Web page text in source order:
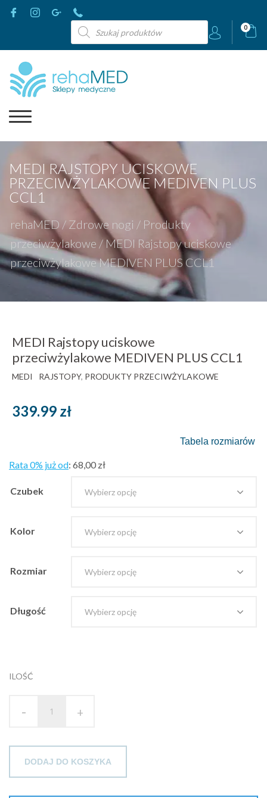
Wyszukiwarka
produktów
0
MEDI RAJSTOPY UCISKOWE
PRZECIWŻYLAKOWE MEDIVEN PLUS
CCL1
rehaMED / Zdrowe nogi / Produkty
przeciwżylakowe / MEDI Rajstopy uciskowe
przeciwżylakowe MEDIVEN PLUS CCL1
MEDI Rajstopy uciskowe
przeciwżylakowe MEDIVEN PLUS CCL1
MEDI RAJSTOPY, PRODUKTY PRZECIWŻYLAKOWE
339.99 zł
Tabela rozmiarów
Rata 0% już od: 68,00 zł
Czubek
Kolor
Rozmiar
Długość
ILOŚĆ
- +
DODAJ DO KOSZYKA